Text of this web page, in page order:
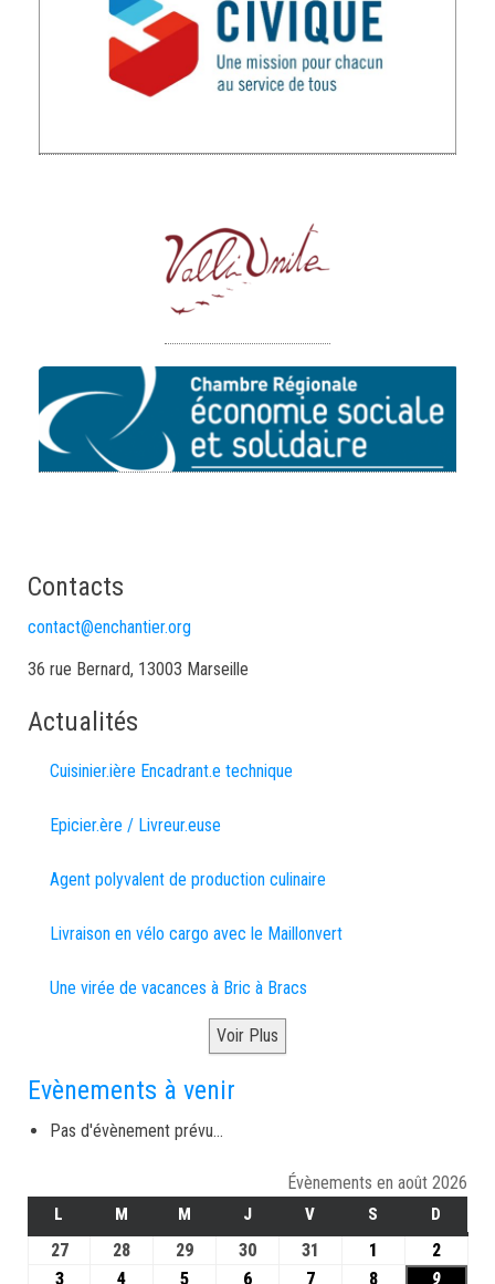
Contacts
contact@enchantier.org
36 rue Bernard, 13003 Marseille
Actualités
Cuisinier.ière Encadrant.e technique
Epicier.ère / Livreur.euse
Agent polyvalent de production culinaire
Livraison en vélo cargo avec le Maillonvert
Une virée de vacances à Bric à Bracs
Voir Plus
Evènements à venir
Pas d'évènement prévu...
Évènements en août 2026
L M M J V S D
27 28 29 30 31 1
2
3
4 5 6 7 8 9